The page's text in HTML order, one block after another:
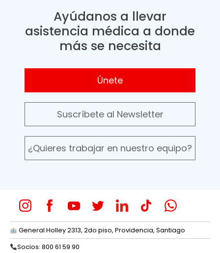
Ayúdanos a llevar
asistencia médica a donde
más se necesita
Únete
Suscríbete al Newsletter
¿Quieres trabajar en nuestro equipo?
General Holley 2313, 2do piso, Providencia, Santiago
Socios: 800 61 59 90